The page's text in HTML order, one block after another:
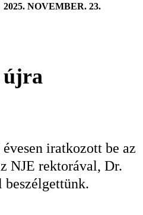
2025. NOVEMBER. 23.
újra
iratkozott be az
NJE rektorával, Dr.